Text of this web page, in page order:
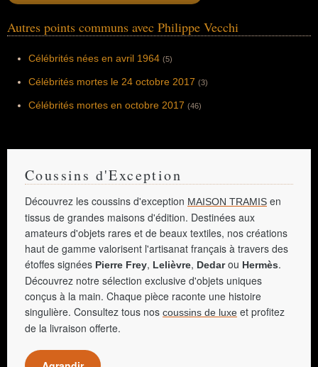
Autres points communs avec Philippe Vecchi
Célébrités nées en avril 1964 (5)
Célébrités mortes le 24 octobre 2017 (3)
Célébrités mortes en octobre 2017 (46)
Coussins d'Exception
Découvrez les coussins d'exception MAISON TRAMIS en
tissus de grandes maisons d'édition. Destinées aux
amateurs d'objets rares et de beaux textiles, nos créations
haut de gamme valorisent l'artisanat français à travers des
étoffes signées Pierre Frey, Lelièvre, Dedarou Hermès.
Découvrez notre sélection exclusive d'objets uniques
conçus à la main. Chaque pièce raconte une histoire
singulière. Consultez tous nos coussins de luxe et profitez
de la livraison offerte.